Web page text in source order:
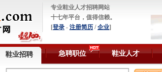
专业鞋业人才招聘网站
十七年平台，值得信赖。
[登录 - 注册简历 /企业]
鞋业招聘 急聘职位 鞋业人才